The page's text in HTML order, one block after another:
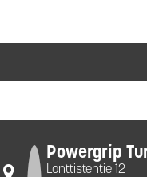
Powergrip
Lonttistentie 12